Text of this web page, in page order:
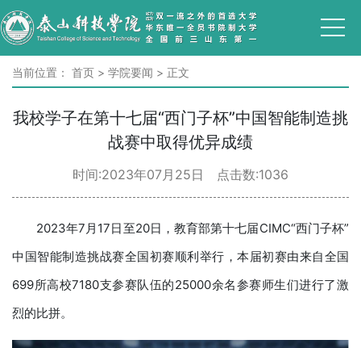
当前位置： 首页 > 学院要闻 > 正文
我校学子在第十七届“西门子杯”中国智能制造挑
战赛中取得优异成绩
时间:2023年07月25日 点击数:1036
2023年7月17日至20日，教育部第十七届CIMC“西门子杯”
中国智能制造挑战赛全国初赛顺利举行，本届初赛由来自全国
699所高校7180支参赛队伍的25000余名参赛师生们进行了激
烈的比拼。